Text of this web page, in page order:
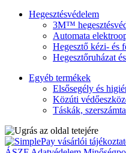
Hegesztésvédelem
3M™
Automata
Hegesztő kézi- és
Hegesztőruházat
Egyéb termékek
Elsősegély és
Közúti
Táskák,